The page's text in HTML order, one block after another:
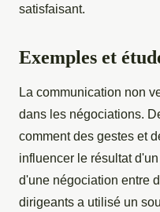
satisfaisant.
Exemples et
La communication non
dans les négociations.
comment des gestes et
influencer le résultat
d'une négociation entre
dirigeants a utilisé un